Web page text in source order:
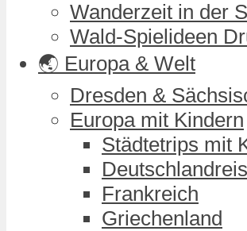
Wanderzeit in der
Wald-Spielideen
🌏 Europa & Welt
Dresden &
Europa mit Kindern
Städtetrips mit
Frankreich
Griechenland